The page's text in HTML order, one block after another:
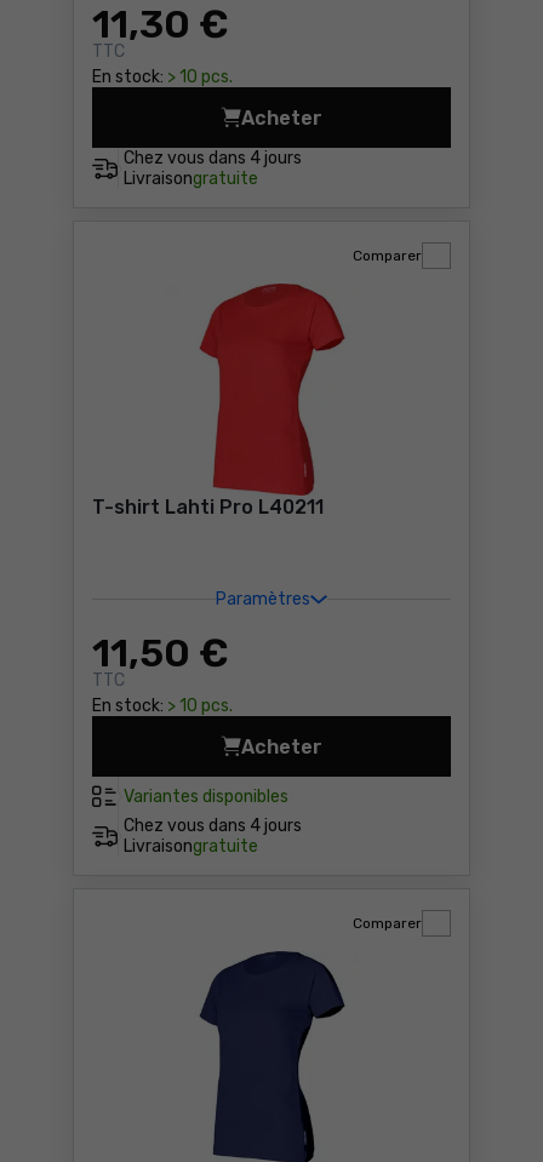
11,30 €
TTC
En stock: > 10 pcs.
Chez vous dans 4 jours
Livraisongratuite
Acheter
Combinaison de protection
T-shirt Lahti Pro L40211
Paramètres
11,50 €
TTC
En stock: > 10 pcs.
Comparer
Variantes disponibles
Chez vous dans 4 jours
Livraisongratuite
Acheter
T-shirt Lahti Pro L40211
Comparer